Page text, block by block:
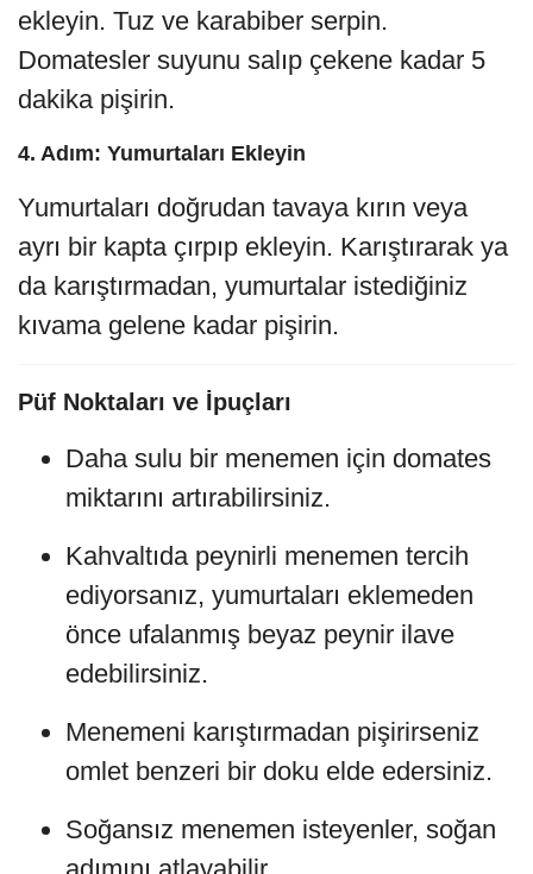
ekleyin. Tuz ve karabiber serpin.
Domatesler suyunu salıp çekene kadar 5
dakika pişirin.
4. Adım: Yumurtaları Ekleyin
Yumurtaları doğrudan tavaya kırın veya
ayrı bir kapta çırpıp ekleyin. Karıştırarak ya
da karıştırmadan, yumurtalar istediğiniz
kıvama gelene kadar pişirin.
Püf Noktaları ve İpuçları
Daha sulu bir menemen için domates
miktarını artırabilirsiniz.
Kahvaltıda peynirli menemen tercih
ediyorsanız, yumurtaları eklemeden
önce ufalanmış beyaz peynir ilave
edebilirsiniz.
Menemeni karıştırmadan pişirirseniz
omlet benzeri bir doku elde edersiniz.
Soğansız menemen isteyenler, soğan